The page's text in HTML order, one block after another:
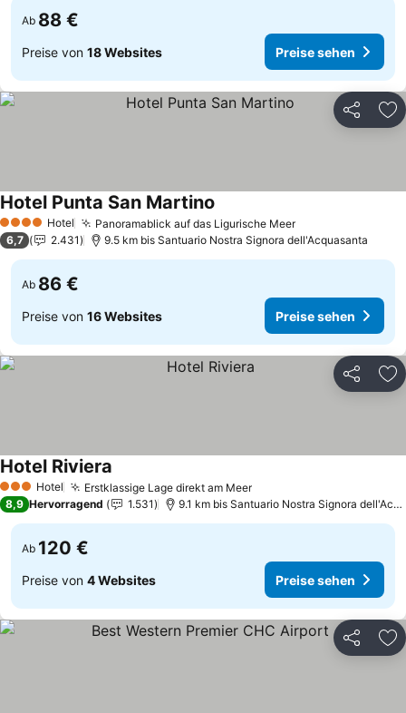
Ab 88 €
Preise von 18 Websites Preise sehen
Teilen
4 Sterne Hotel Panoramablick auf das Ligurische MeerPreise sehen
Hotel Punta San Martino
6,7 2.431 9.5 km bis Santuario Nostra Signora dell'Acquasanta
Ab 86 €
Preise von 16 Websites Preise sehen
Teilen
3 SterneHotel Erstklassige Lage direkt am MeerPreise sehen
Hotel Riviera
8,9 Hervorragend 1.531 9.1 km bis Santuario Nostra Signora
Ab 120 €
Preise von 4 Websites Preise sehen
Teilen